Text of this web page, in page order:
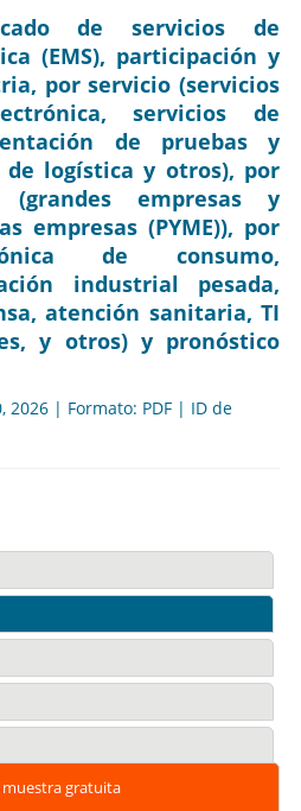
de servicios de
(EMS), participación y
por servicio (servicios
servicios de
de pruebas y
de logística y otros), por
empresas y
empresas (PYME)), por
de consumo,
industrial pesada,
atención sanitaria, TI
y otros) y pronóstico
2026 | Formato: PDF | ID de
muestra gratuita